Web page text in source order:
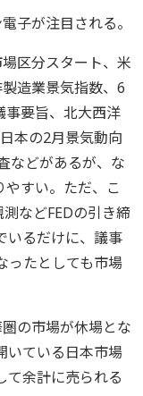
子が注目される。
区分スタート、米
造業景気指数、6
事要旨、北大西洋
本の2月景気動向
などがあるが、な
やすい。ただ、こ
などFEDの引き締
いるだけに、議事
ったとしても市場
の市場が休場とな
いている日本市場
て余計に売られる